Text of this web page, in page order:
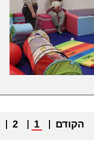
הקודם 1
2